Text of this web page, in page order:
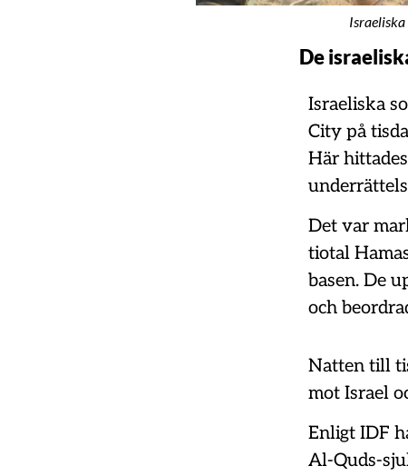
De
Israeliska
City på
Här
Det var
tiotal
basen. De
och
Natten till
mot Israel
Enligt IDF
Al-Quds-